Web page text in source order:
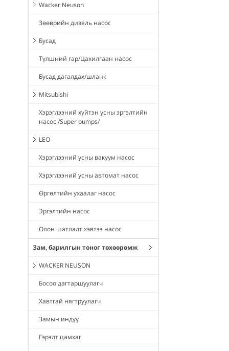
Wacker Neuson
Зөөврийн дизель насос
Бусад
Түлшний гар/Цахилгаан насос
Бусад дагалдах/шланк
Mitsubishi
Хэрэглээний хүйтэн усны эргэлтийн
насос /Super pumps/
LEO
Хэрэглээний усны вакуум насос
Хэрэглээний усны автомат насос
Өргөлтийн ухаалаг насос
Эргэлтийн насос
Олон шатлалт хэвтээ насос
Зам, барилгын тоног төхөөрөмж
WACKER NEUSON
Босоо дагтаршуулагч
Хавтгай нягтруулагч
Замын индүү
Гэрэлт цамхаг